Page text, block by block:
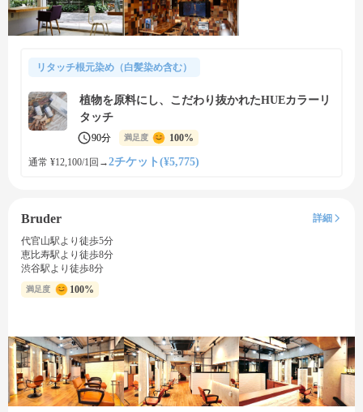
リタッチ根元染め（白髪染め含む）
植物を原料にし、こだわり抜かれたHUEカラーリ
タッチ
90分 満足度 100%
通常 ¥12,100/1回 →2チケット(¥5,775)
Bruder
詳細
代官山駅より徒歩5分
恵比寿駅より徒歩8分
渋谷駅より徒歩8分
満足度 100%